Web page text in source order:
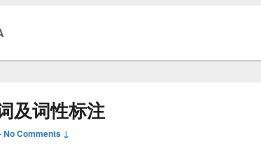
及词性标注
No Comments ↓